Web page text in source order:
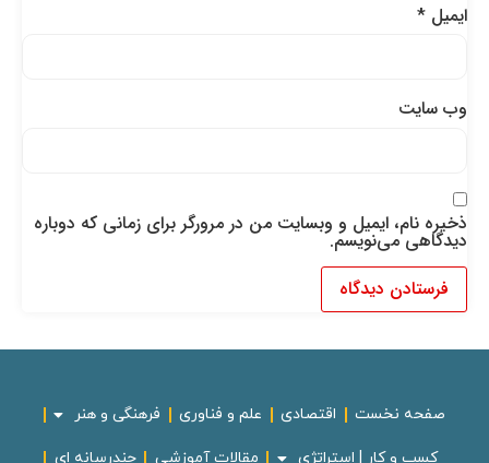
ایمیل*
وب‌ سایت
ذخیره نام، ایمیل و وبسایت من در مرورگر برای زمانی که دوباره
دیدگاهی می‌نویسم.
صفحه نخست اقتصادی علم و فناوری فرهنگی و هنر
کسب و کار | استراتژی مقالات آموزشی چندرسانه ای